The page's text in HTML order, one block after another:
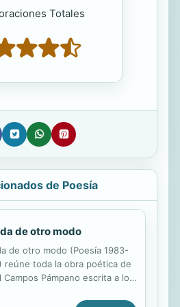
Totales
de Poesía
de otro modo
de otro modo (Poesía 1983-
reúne toda la obra poética de
Campos Pámpano escrita a lo